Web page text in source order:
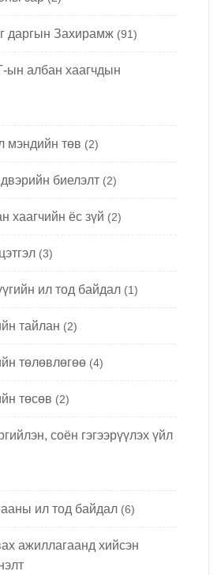
даргын Захирамж (91)
албан хаагчдын
мэндийн төв (2)
биелэлт (2)
хаагчийн ёс зүй (2)
(3)
ил тод байдал (1)
тайлан (2)
төлөвлөгөө (4)
төсөв (2)
соён гэгээрүүлэх үйл
ил тод байдал (6)
ажиллагаанд хийсэн